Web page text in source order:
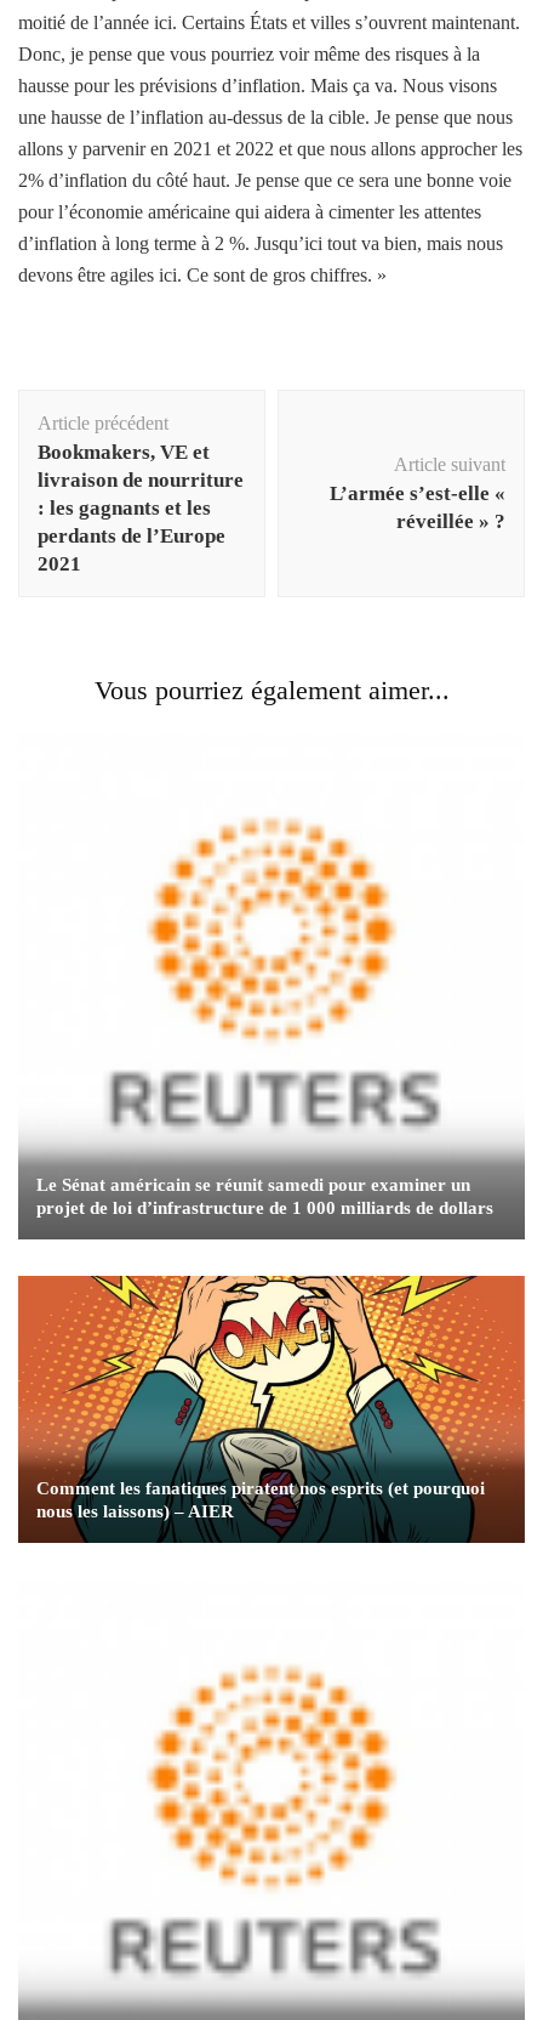
moitié de l’année ici. Certains États et villes s’ouvrent maintenant.
Donc, je pense que vous pourriez voir même des risques à la
hausse pour les prévisions d’inflation. Mais ça va. Nous visons
une hausse de l’inflation au-dessus de la cible. Je pense que nous
allons y parvenir en 2021 et 2022 et que nous allons approcher les
2% d’inflation du côté haut. Je pense que ce sera une bonne voie
pour l’économie américaine qui aidera à cimenter les attentes
d’inflation à long terme à 2 %. Jusqu’ici tout va bien, mais nous
devons être agiles ici. Ce sont de gros chiffres. »
d'article
Article précédent
Bookmakers, VE et
livraison de nourriture
: les gagnants et les
perdants de l’Europe
2021
Article suivant
L’armée s’est-elle «
réveillée » ?
Vous pourriez également aimer...
Le Sénat américain se réunit samedi pour examiner un
projet de loi d’infrastructure de 1 000 milliards de dollars
Comment les fanatiques piratent nos esprits (et pourquoi
nous les laissons) – AIER